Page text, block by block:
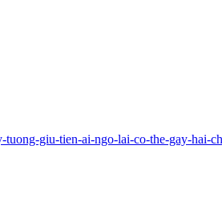
giu-tien-ai-ngo-lai-co-the-gay-hai-